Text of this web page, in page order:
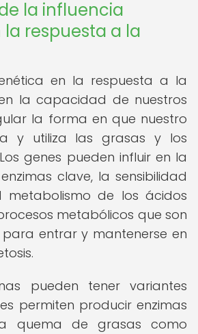
la influencia
respuesta a la
en la respuesta a la
la capacidad de nuestros
la forma en que nuestro
y utiliza las grasas y los
genes pueden influir en la
clave, la sensibilidad
metabolismo de los ácidos
metabólicos que son
entrar y mantenerse en
pueden tener variantes
permiten producir enzimas
quema de grasas como